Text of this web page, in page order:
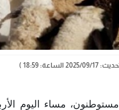
17 الساعة: 18:59 )
مساء اليوم